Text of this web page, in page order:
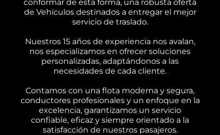
conformar de esta forma, una robusta oferta
de Vehículos destinados a entregar el mejor
servicio de traslado.
Nuestros 15 años de experiencia nos avalan,
nos especializamos en ofrecer soluciones
personalizadas, adaptándonos a las
necesidades de cada cliente.
Contamos con una flota moderna y segura,
conductores profesionales y un enfoque en la
excelencia, garantizamos un servicio
confiable, eficaz y siempre orientado a la
satisfacción de nuestros pasajeros.